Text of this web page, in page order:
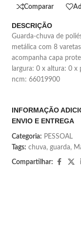
Comparar
DESCRIÇÃO
guarda-chuva de poliéster com acionamento de botão, possui estrutura
metálica com 8
acompanha capa
largura: 0 x altura: 0 x
ncm: 66019900
INFORMAÇÃO
ENVIO E ENTREGA
Categoria: PESSOAL
Tags: chuva, guarda,
Compartilhar: